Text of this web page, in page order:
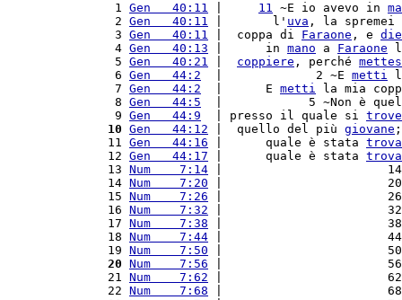
1 Gen   40:11 11 ~E io avevo in
2 Gen   40:11 |       l' uva , la
3 Gen   40:11 |  coppa di Faraone , e
4 Gen   40:13 |      in mano a Faraone
5 Gen   40:21 coppiere , perché
6 Gen   44:2
  |             2 ~E
metti
7 Gen   44:2
  |      E
metti la mia
8 Gen   44:5
|            5 ~Non è
9 Gen   44:9
  | presso il quale si
10 Gen   44:12 |  quello del più giovane
11 Gen   44:16 |      quale è stata
12 Gen   44:17 |      quale è stata
13 Num    7:14 |                       14
14 Num    7:20 |                       20
15 Num    7:26 |                       26
16 Num    7:32 |                       32
17 Num    7:38 |                       38
18 Num    7:44 |                       44
19 Num    7:50 |                       50
20 Num    7:56 |                       56
21 Num    7:62 |                       62
22 Num    7:68 |                       68